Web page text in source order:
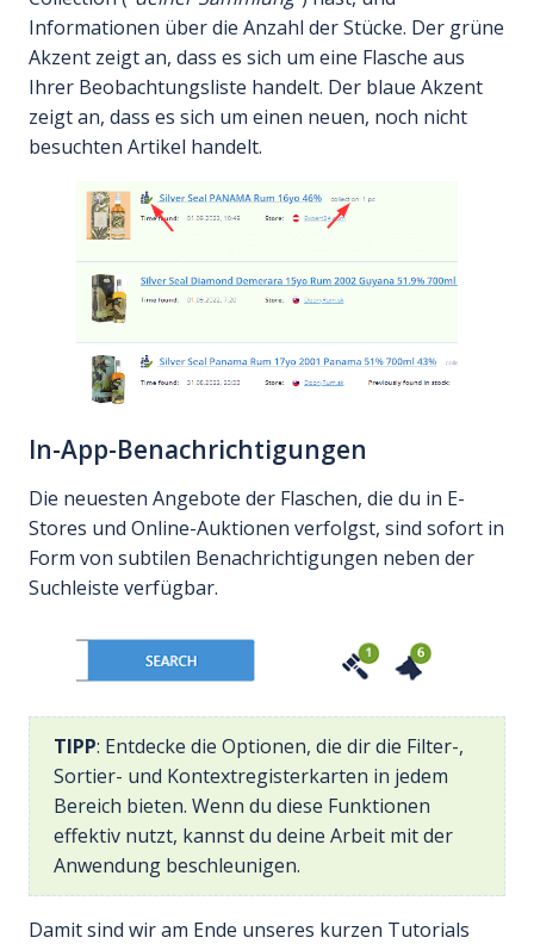
Informationen über die Anzahl der Stücke. Der grüne
Akzent zeigt an, dass es sich um eine Flasche aus
Ihrer Beobachtungsliste handelt. Der blaue Akzent
zeigt an, dass es sich um einen neuen, noch nicht
besuchten Artikel handelt.
In-App-Benachrichtigungen
Die neuesten Angebote der Flaschen, die du in E-
Stores und Online-Auktionen verfolgst, sind sofort in
Form von subtilen Benachrichtigungen neben der
Suchleiste verfügbar.
TIPP: Entdecke die Optionen, die dir die Filter-,
Sortier- und Kontextregisterkarten in jedem
Bereich bieten. Wenn du diese Funktionen
effektiv nutzt, kannst du deine Arbeit mit der
Anwendung beschleunigen.
Damit sind wir am Ende unseres kurzen Tutorials